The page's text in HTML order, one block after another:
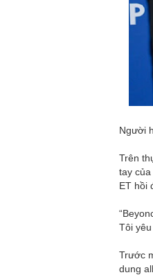
Người
Trên
tay
ET hồi
Tôi
Trước
dung